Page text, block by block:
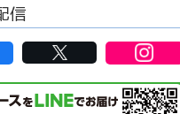
信